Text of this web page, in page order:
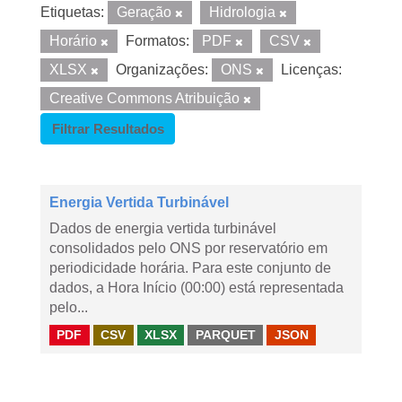
Etiquetas: Geração
Hidrologia
Horário
Formatos: PDF
CSV
XLSX
Organizações: ONS
Licenças:
Creative Commons Atribuição
Filtrar Resultados
Energia Vertida Turbinável
Dados de energia vertida turbinável
consolidados pelo ONS por reservatório em
periodicidade horária. Para este conjunto de
dados, a Hora Início (00:00) está representada
pelo...
PDF CSV XLSX PARQUET JSON